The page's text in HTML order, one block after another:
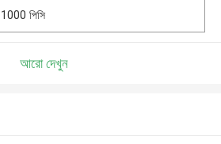
1000 পিসি
আরো দেখুন